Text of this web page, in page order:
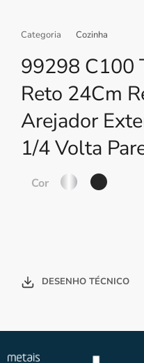
Categoria Cozinha
99298 C100
Reto 24Cm
Arejador
1/4 Volta
Cor
DESENHO TÉCNICO